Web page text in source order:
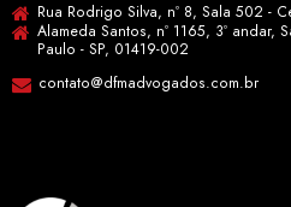
Rua Rodrigo Silva, nº 8, Sala 502 -
Alameda Santos, nº 1165, 3º andar,
Paulo - SP, 01419-002
contato@dfmadvogados.com.br